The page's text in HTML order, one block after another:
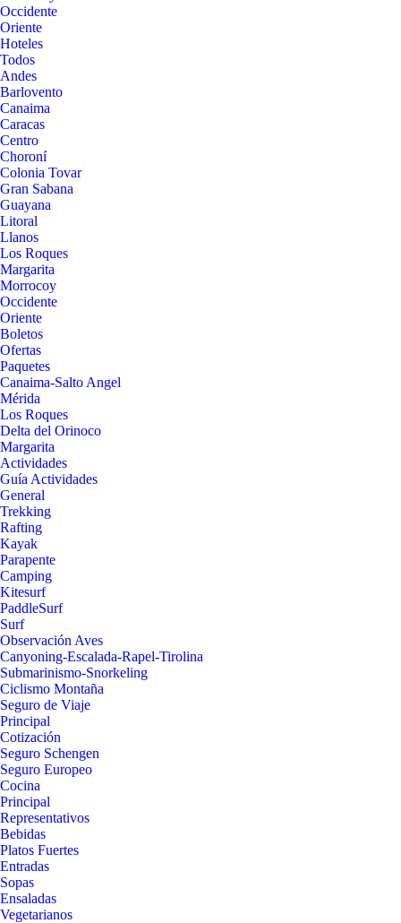
Occidente
Oriente
Hoteles
Todos
Andes
Barlovento
Canaima
Caracas
Centro
Choroní
Colonia Tovar
Gran Sabana
Guayana
Litoral
Llanos
Los Roques
Margarita
Morrocoy
Occidente
Oriente
Boletos
Ofertas
Paquetes
Canaima-Salto Angel
Mérida
Los Roques
Delta del Orinoco
Margarita
Actividades
Guía Actividades
General
Trekking
Rafting
Kayak
Parapente
Camping
Kitesurf
PaddleSurf
Surf
Observación Aves
Canyoning-Escalada-Rapel-Tirolina
Submarinismo-Snorkeling
Ciclismo Montaña
Seguro de Viaje
Principal
Cotización
Seguro Schengen
Seguro Europeo
Cocina
Principal
Representativos
Bebidas
Platos Fuertes
Entradas
Sopas
Ensaladas
Vegetarianos